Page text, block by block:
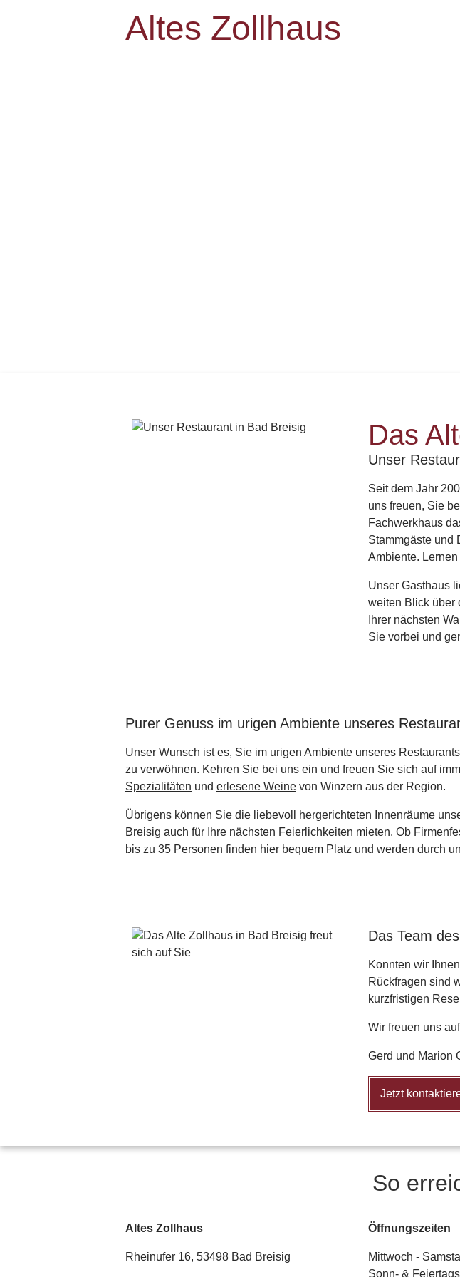
Altes Zollhaus
Das
Unser
Seit dem Jahr
uns freuen, Sie
Fachwerkhaus
Stammgäste und
Ambiente.
Unser Gasthaus
weiten Blick über
Ihrer nächsten
Sie vorbei und
Purer Genuss im urigen Ambiente unseres
Unser Wunsch ist es, Sie im urigen Ambiente unseres
zu verwöhnen. Kehren Sie bei uns ein und freuen Sie sich auf
Spezialitäten und erlesene Weine von Winzern aus der Region.
Übrigens können Sie die liebevoll hergerichteten Innenräume
Breisig auch für Ihre nächsten Feierlichkeiten mieten. Ob
bis zu 35 Personen finden hier bequem Platz und werden durch
Das Team
Konnten wir
Rückfragen sind
kurzfristigen
Wir freuen uns
Gerd und Marion
Jetzt
So
Altes Zollhaus
Rheinufer 16, 53498 Bad Breisig
Öffnungszeiten
Mittwoch -
Sonn- &